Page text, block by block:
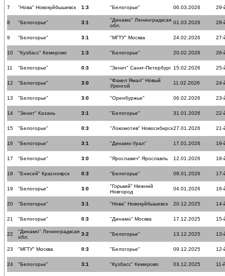
7 "Нова" Новокуйбышевск 1:3 "Белогорье" 06.03.2026 29-
8 "Белогорье" 3:1
"Динамо" Ленинградксая
обл.
01.03.2026 28-
9 "Белогорье" 3:1 "МГТУ" Москва 24.02.2026 27-
10 "Кузбасс" Кемерово 1:3 "Белогорье" 20.02.2026 26-
11 "Белогорье" 0:3 "Зенит" Санкт-Петербург 15.02.2026 25-
12 "Белогорье" 3:0
"Факел Ямал" Новый
Уренгой
11.02.2026 24-
13 "Белогорье" 3:0 "Оренбуржье" 06.02.2026 23-
14 "Зенит" Казань 3:1 "Белогорье" 31.01.2026 22-
15 "Белогорье" 0:3 "Локомотив" Новосибирск27.01.2026 21-
16 "Белогорье" 3:1 "Динамо-Урал" 17.01.2026 19-
17 "Белогорье" 3:0 "Ярославич" Ярославль 12.01.2026 18-
18 "Енисей" Красноярск 0:3 "Белогорье" 08.01.2026 17-
19 "Белогорье" 3:0
"Горький" Нижний
Новгород
04.01.2026 16-
20 "Белогорье" 3:1 "Нова" Новокуйбышевск 20.12.2025 14-
21 "Белогорье" 0:3 "Динамо" Москва 17.12.2025 15-
22
"Динамо" Ленинградксая
обл.
3:2 "Белогорье" 13.12.2025 13-
23 "МГТУ" Москва 0:3 "Белогорье" 09.12.2025 12-
24 "Белогорье" 3:1 "Кузбасс" Кемерово 03.12.2025 11-